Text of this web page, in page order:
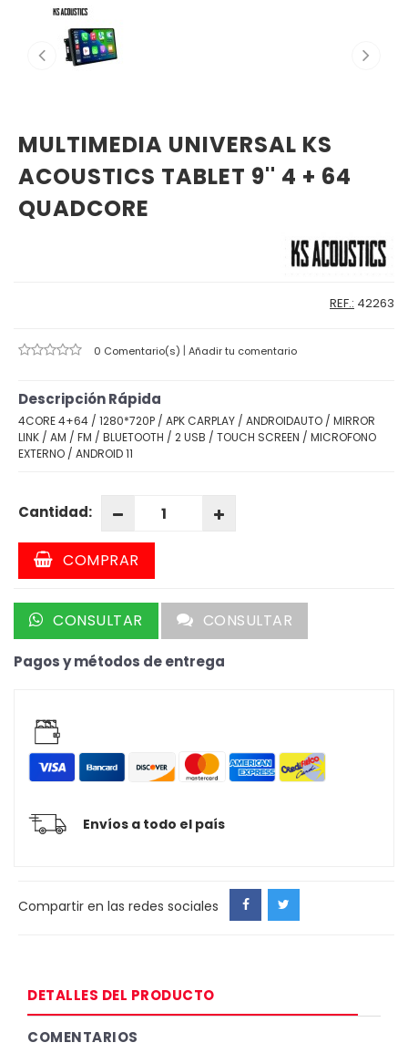
MULTIMEDIA UNIVERSAL KS
ACOUSTICS TABLET 9'' 4 + 64
QUADCORE
REF.: 42263
0 Comentario(s) | Añadir tu comentario
Descripción Rápida
4CORE 4+64 / 1280*720P / APK CARPLAY / ANDROIDAUTO / MIRROR
LINK / AM / FM / BLUETOOTH / 2 USB / TOUCH SCREEN / MICROFONO
EXTERNO / ANDROID 11
Cantidad:
COMPRAR
CONSULTAR CONSULTAR
Pagos y métodos de entrega
Envíos a todo el país
Compartir en las redes sociales
DETALLES DEL PRODUCTO
COMENTARIOS